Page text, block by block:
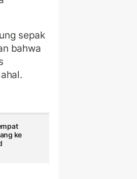
sepak
bahwa
ke